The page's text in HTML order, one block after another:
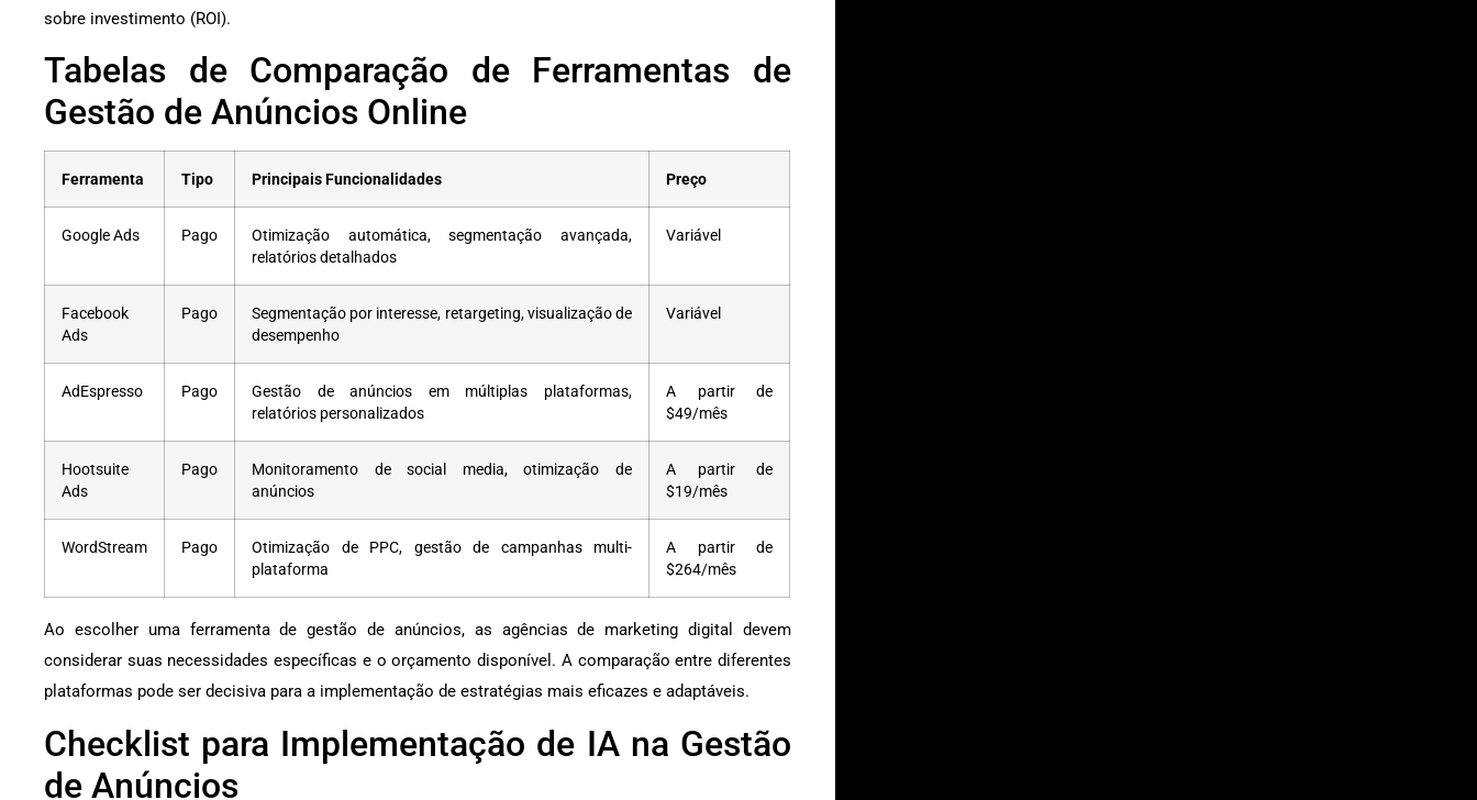
sobre investimento (ROI).
Tabelas de Comparação de Ferramentas de
Gestão de Anúncios Online
Ferramenta Tipo Principais Funcionalidades Preço
Google Ads Pago
Otimização automática, segmentação avançada,
relatórios detalhados
Variável
Facebook
Ads
Pago
Segmentação por interesse, retargeting, visualização de
desempenho
Variável
AdEspresso Pago
Gestão de anúncios em múltiplas plataformas,
relatórios personalizados
A partir de
$49/mês
Hootsuite
Ads
Pago
Monitoramento de social media, otimização de
anúncios
A partir de
$19/mês
WordStream Pago
Otimização de PPC, gestão de campanhas multi-
plataforma
A partir de
$264/mês
Ao escolher uma ferramenta de gestão de anúncios, as agências de marketing digital devem
considerar suas necessidades específicas e o orçamento disponível. A comparação entre diferentes
plataformas pode ser decisiva para a implementação de estratégias mais eficazes e adaptáveis.
Checklist para Implementação de IA na Gestão
de Anúncios